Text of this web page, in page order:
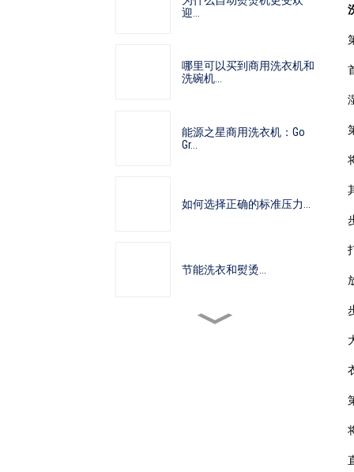
迎...
哪里可以买到商用洗衣机和
洗碗机...
能源之星商用洗衣机：Go
Gr...
如何选择正确的标准压力...
节能洗衣和熨烫...